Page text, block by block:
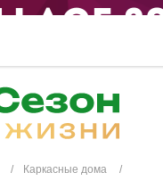
Каркасные дома